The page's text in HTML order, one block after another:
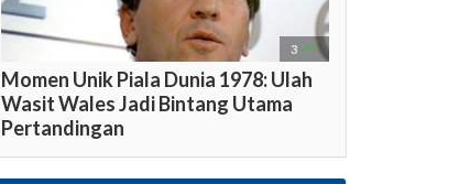
3 
Momen Unik Piala Dunia 1978: Ulah
Wasit Wales Jadi Bintang Utama
Pertandingan